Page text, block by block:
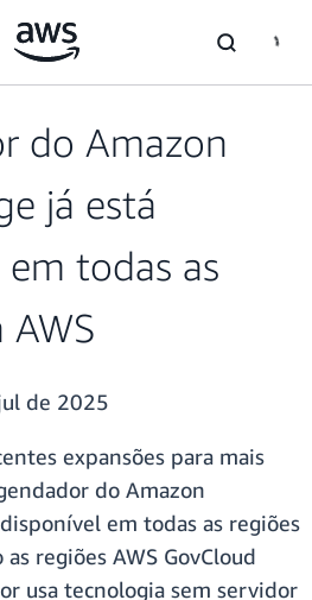
do Amazon
já está
todas as
AWS
de 2025
expansões para mais
do Amazon
em todas as regiões
regiões AWS GovCloud
usa tecnologia sem servidor